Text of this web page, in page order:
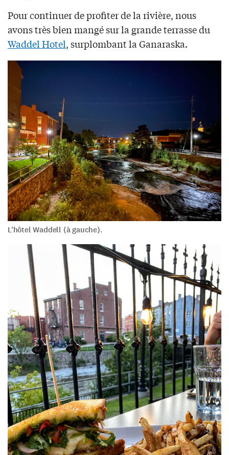
Pour continuer de profiter de la rivière, nous
avons très bien mangé sur la grande terrasse du
Waddel Hotel, surplombant la Ganaraska.
L’hôtel Waddell (à gauche).